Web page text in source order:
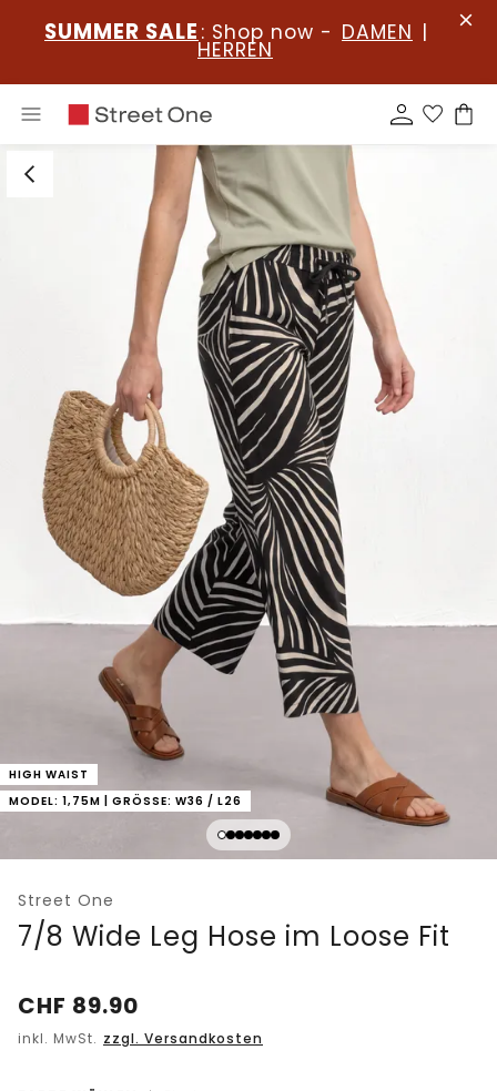
SUMMER SALE : Shop now - DAMEN |
HERREN
HIGH WAIST
MODEL: 1,75M | GRÖSSE: W36 / L26
Street One
7/8 Wide Leg Hose im Loose Fit
CHF 89.90
inkl. MwSt. zzgl. Versandkosten